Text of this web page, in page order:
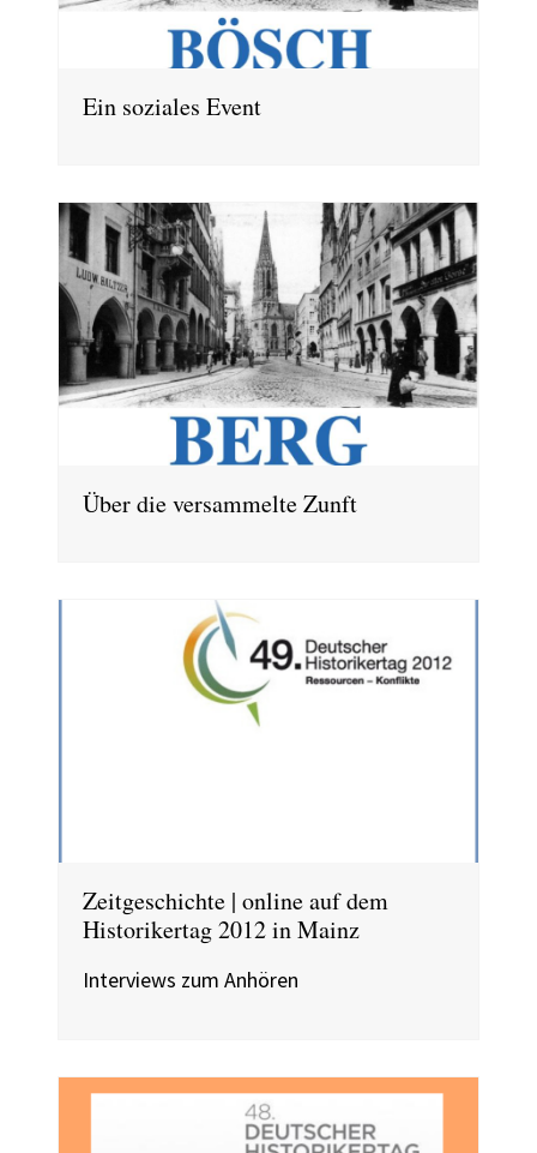
Ein soziales Event
Über die versammelte Zunft
Zeitgeschichte | online auf dem
Historikertag 2012 in Mainz
Interviews zum Anhören